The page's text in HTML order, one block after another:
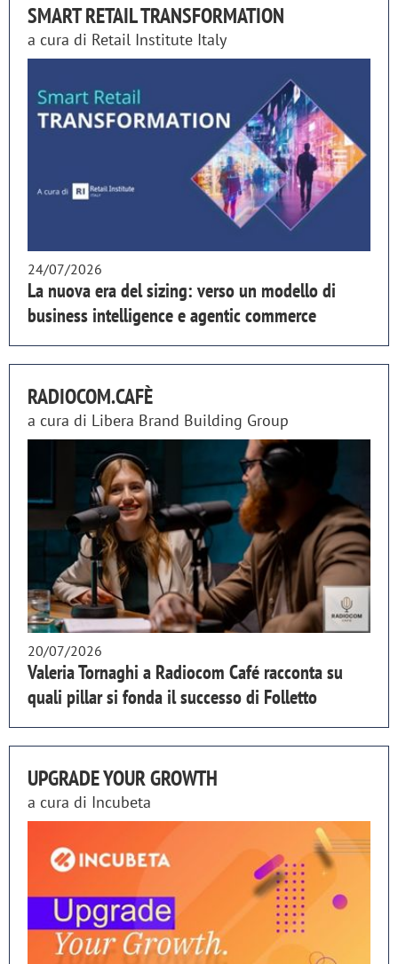
SMART RETAIL TRANSFORMATION
a cura di Retail Institute Italy
24/07/2026
La nuova era del sizing: verso un modello di
business intelligence e agentic commerce
RADIOCOM.CAFÈ
a cura di Libera Brand Building Group
20/07/2026
Valeria Tornaghi a Radiocom Café racconta su
quali pillar si fonda il successo di Folletto
UPGRADE YOUR GROWTH
a cura di Incubeta